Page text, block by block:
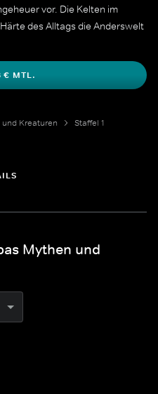
vor. Die Kelten im
des Alltags die Anderswelt
das halb verborgen in der
€ MTL.
Kreaturen
Staffel 1
Mythen und